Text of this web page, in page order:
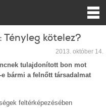
Tényleg kötelez?
2013. október 14.
tulajdonított bon mot
bármi a felnőtt társadalmat
feltérképezésében